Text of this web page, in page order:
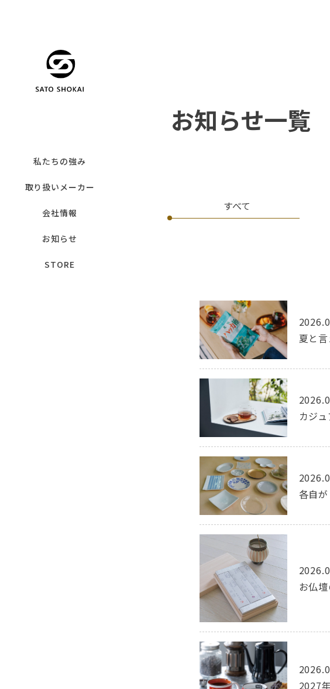
私たちの強み
取り扱いメーカー
会社情報
お知らせ
STORE
お知らせ一覧
すべて
夏と
カジ
各自
お仏
2027